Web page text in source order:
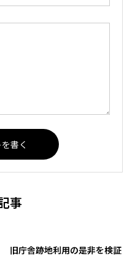
事
やっぱり公印不正使用の言い